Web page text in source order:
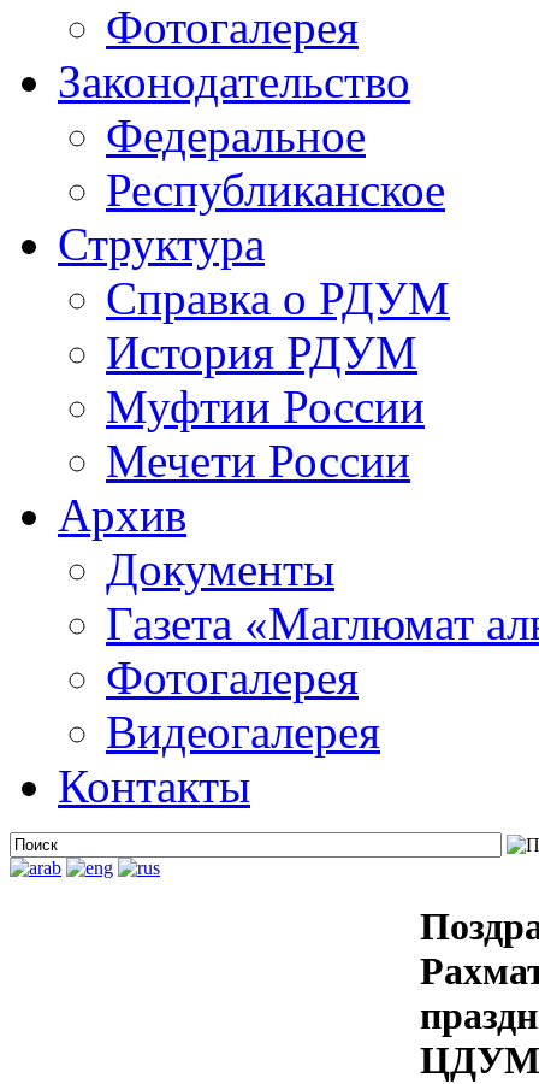
Фотогалерея
Законодательство
Федеральное
Республиканское
Структура
Справка о РДУМ
История РДУМ
Муфтии России
Мечети России
Архив
Документы
Газета «Маглюмат
Фотогалерея
Видеогалерея
Контакты
ЦДУМ